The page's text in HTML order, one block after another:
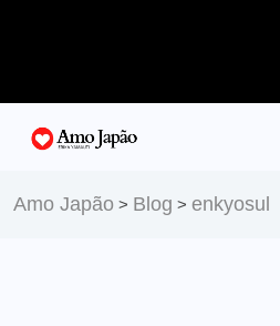
Amo Japão > Blog > enkyosul